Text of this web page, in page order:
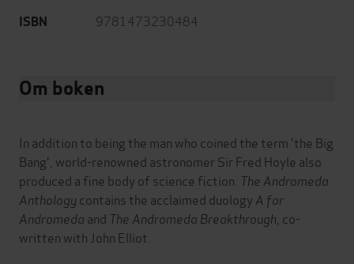
ISBN 9781473230484
Om boken
In addition to being the man who coined the term 'the Big
Bang', world-renowned astronomer Sir Fred Hoyle also
produced a fine body of science fiction. The Andromeda
Anthologycontains the acclaimed duology A for
Andromeda and The Andromeda Breakthrough , co-
written with John Elliot.